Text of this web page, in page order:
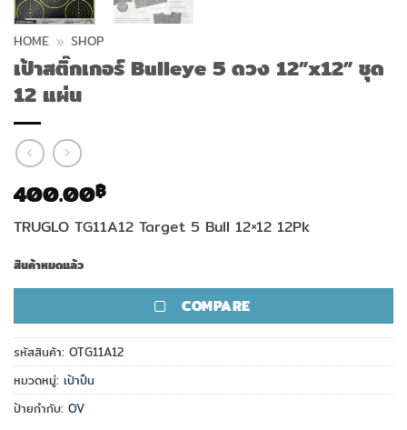
HOME » SHOP
เป้าสติ๊กเกอร์ Bulleye 5 ดวง 12”x12” ชุด
12 แผ่น
400.00฿
TRUGLO TG11A12 Target 5 Bull 12×12 12Pk
สินค้าหมดแล้ว
COMPARE
รหัสสินค้า: OTG11A12
หมวดหมู่: เป้าปืน
ป้ายกำกับ: OV